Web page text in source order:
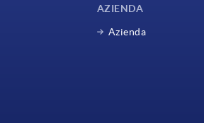
AZIENDA
Azienda